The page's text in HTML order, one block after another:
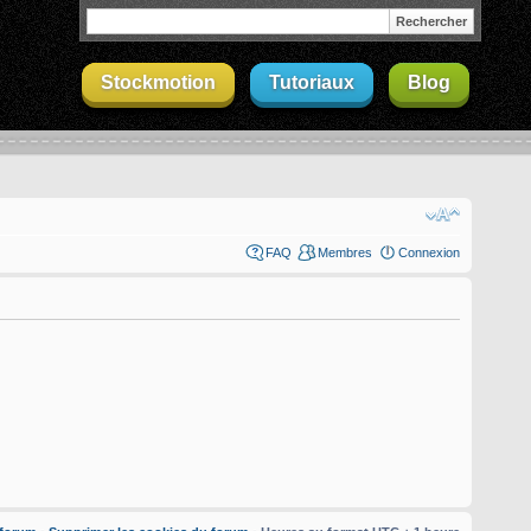
Stockmotion Tutoriaux Blog
FAQ Membres Connexion